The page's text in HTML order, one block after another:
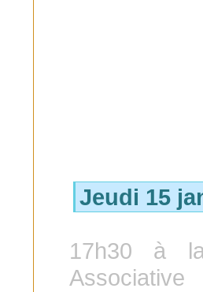
Jeudi 15
17h30 à
Associative